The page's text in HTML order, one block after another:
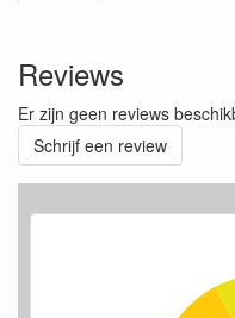
Reviews
Er zijn geen reviews
Schrijf een review